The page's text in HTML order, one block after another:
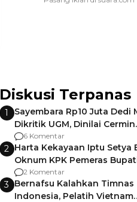
Diskusi Terpanas
1
Sayembara Rp10 Juta Dedi
Dikritik UGM, Dinilai Cermin
Gagalnya Negara Jamin
6 Komentar
2 Harta Kekayaan Iptu Setya
Oknum KPK Pemeras
Pemalang
2 Komentar
3 Bernafsu Kalahkan Timnas
Indonesia, Pelatih Vietnam